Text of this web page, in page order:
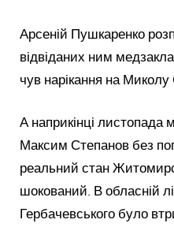
Арсеній Пушкаренко
відвіданих ним
чув нарікання на Миколу
А наприкінці листопада
Максим Степанов без
реальний стан
шокований. В обласній
Гербачевського було